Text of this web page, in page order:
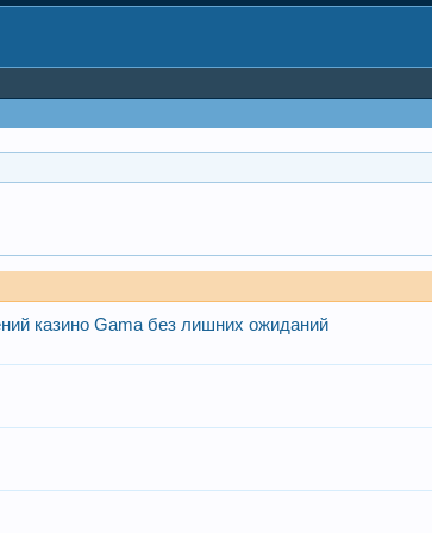
казино Gama без лишних ожиданий